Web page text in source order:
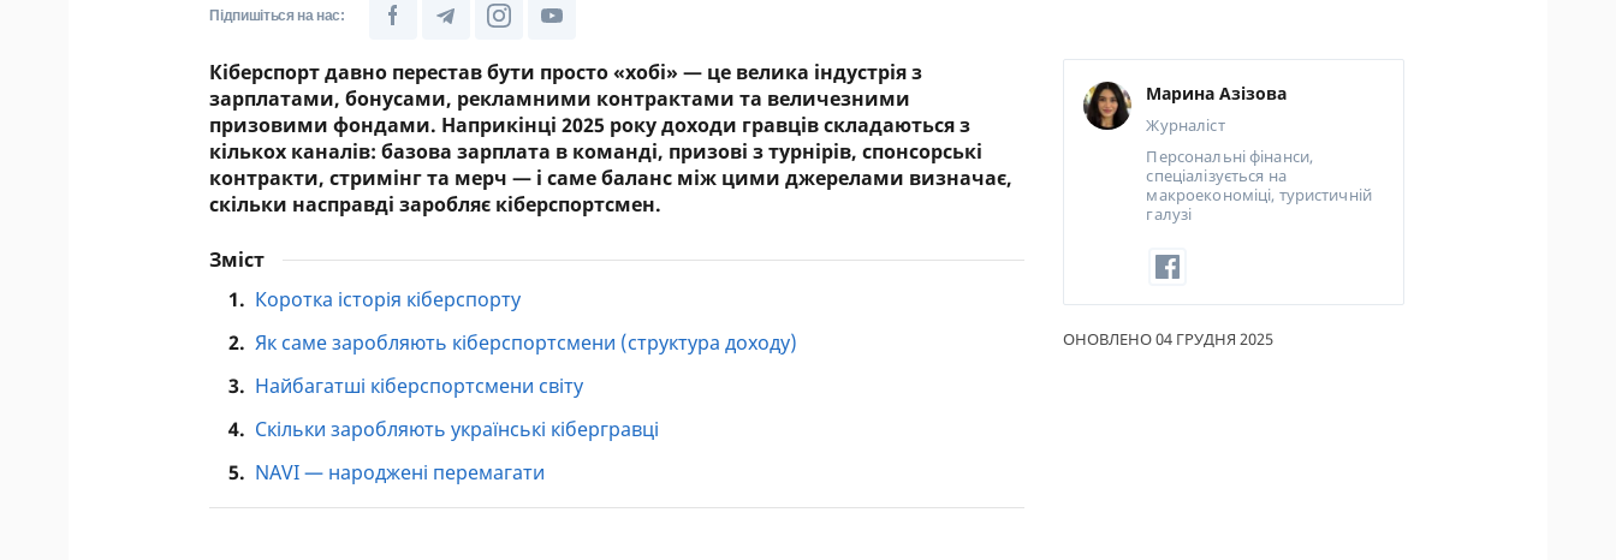
ЩОМІСЯЧНИЙ ОГЛЯД
КЕШБЕКУ
ПУТІВНИКИ ПО
СТРАХУВАННЮ
ВСІ СТРАХОВІ ПОЛІСИ
СТРАХОВІ КОМПАНІЇ
ВІДГУКИ ПРО СТРАХОВІ
ДОСТАВКА І ОПЛАТА
Підпишіться на нас:
Кіберспорт давно перестав бути просто «хобі» — це велика індустрія з
зарплатами, бонусами, рекламними контрактами та величезними
призовими фондами. Наприкінці 2025 року доходи гравців складаються з
кількох каналів: базова зарплата в команді, призові з турнірів, спонсорські
контракти, стримінг та мерч — і саме баланс між цими джерелами визначає,
скільки насправді заробляє кіберспортсмен.
Зміст
1. Коротка історія кіберспорту
2. Як саме заробляють кіберспортсмени (структура доходу)
3. Найбагатші кіберспортсмени світу
4. Скільки заробляють українські кібергравці
5. NAVI — народжені перемагати
Марина Азізова
Журналіст
Персональні фінанси,
спеціалізується на
макроекономіці, туристичній
галузі
ОНОВЛЕНО 04 ГРУДНЯ 2025